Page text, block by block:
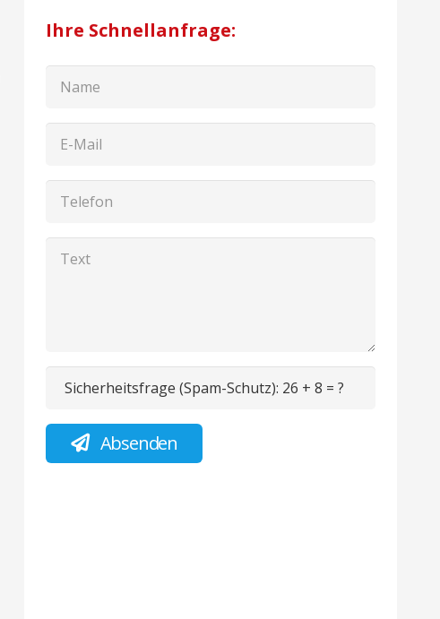
Ihre Schnellanfrage:
Sicherheitsfrage (Spam-Schutz): 26 + 8 = ?
Absenden